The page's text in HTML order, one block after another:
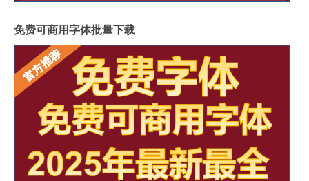
免费可商用字体批量下载